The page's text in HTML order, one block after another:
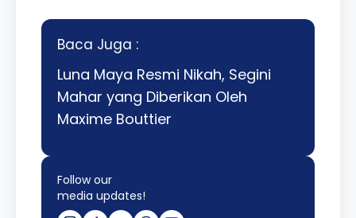
Baca Juga :
Luna Maya Resmi Nikah, Segini
Mahar yang Diberikan Oleh
Maxime Bouttier
Follow our
media updates!